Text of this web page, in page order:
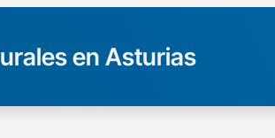
en Asturias